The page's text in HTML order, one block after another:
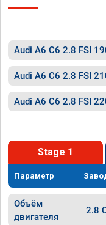
Audi A6 C6 2.8 FSI
Audi A6 C6 2.8 FSI
Audi A6 C6 2.8 FSI
Stage 1
Параметр
Объём
двигателя
2.8